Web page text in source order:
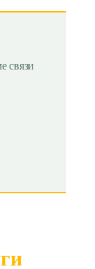
связи